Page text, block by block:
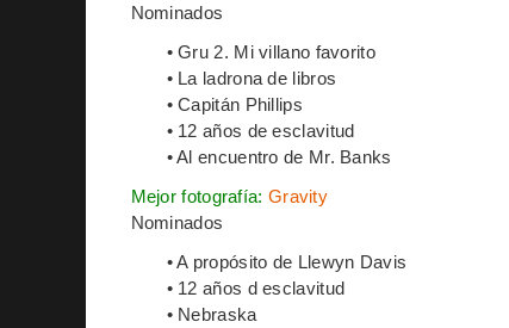
Nominados
• Gru 2. Mi villano favorito
• La ladrona de libros
• Capitán Phillips
• 12 años de esclavitud
• Al encuentro de Mr. Banks
Mejor fotografía: Gravity
Nominados
• A propósito de Llewyn Davis
• 12 años d esclavitud
• Nebraska